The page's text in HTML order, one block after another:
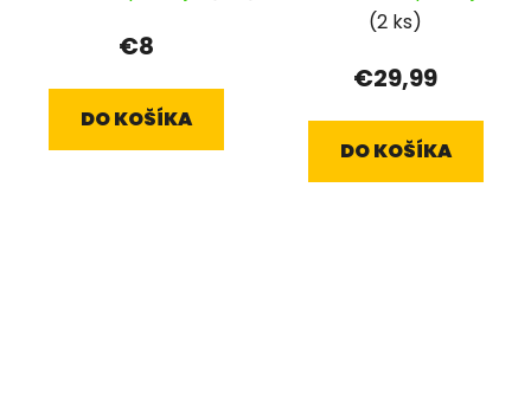
€8
DO KOŠÍKA
(2 ks)
€29,99
DO KOŠÍKA